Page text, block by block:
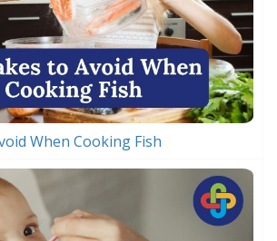
When Cooking Fish